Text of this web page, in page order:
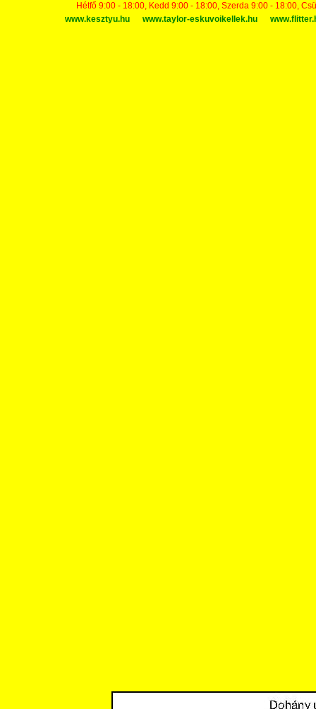
Hétfő 9:00 - 18:00, Kedd 9:00 - 18:00, Szerda 9:00 - 18:00,
www.kesztyu.hu
www.taylor-eskuvoikellek.hu